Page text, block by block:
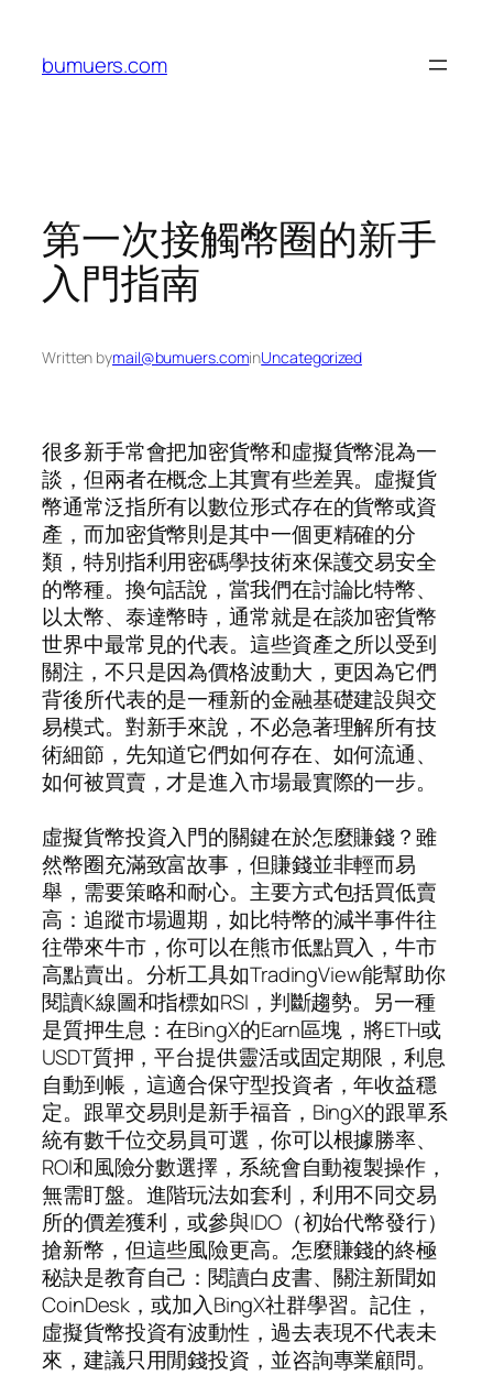
content
bumuers.com
第一次接觸幣圈的新手
入門指南
Written bymail@bumuers.cominUncategorized
很多新手常會把加密貨幣和虛擬貨幣混為一
談，但兩者在概念上其實有些差異。虛擬貨
幣通常泛指所有以數位形式存在的貨幣或資
產，而加密貨幣則是其中一個更精確的分
類，特別指利用密碼學技術來保護交易安全
的幣種。換句話說，當我們在討論比特幣、
以太幣、泰達幣時，通常就是在談加密貨幣
世界中最常見的代表。這些資產之所以受到
關注，不只是因為價格波動大，更因為它們
背後所代表的是一種新的金融基礎建設與交
易模式。對新手來說，不必急著理解所有技
術細節，先知道它們如何存在、如何流通、
如何被買賣，才是進入市場最實際的一步。
虛擬貨幣投資入門的關鍵在於怎麼賺錢？雖
然幣圈充滿致富故事，但賺錢並非輕而易
舉，需要策略和耐心。主要方式包括買低賣
高：追蹤市場週期，如比特幣的減半事件往
往帶來牛市，你可以在熊市低點買入，牛市
高點賣出。分析工具如TradingView能幫助你
閱讀K線圖和指標如RSI，判斷趨勢。另一種
是質押生息：在BingX的Earn區塊，將ETH或
USDT質押，平台提供靈活或固定期限，利息
自動到帳，這適合保守型投資者，年收益穩
定。跟單交易則是新手福音，BingX的跟單系
統有數千位交易員可選，你可以根據勝率、
ROI和風險分數選擇，系統會自動複製操作，
無需盯盤。進階玩法如套利，利用不同交易
所的價差獲利，或參與IDO（初始代幣發行）
搶新幣，但這些風險更高。怎麼賺錢的終極
秘訣是教育自己：閱讀白皮書、關注新聞如
CoinDesk，或加入BingX社群學習。記住，
虛擬貨幣投資有波動性，過去表現不代表未
來，建議只用閒錢投資，並咨詢專業顧問。